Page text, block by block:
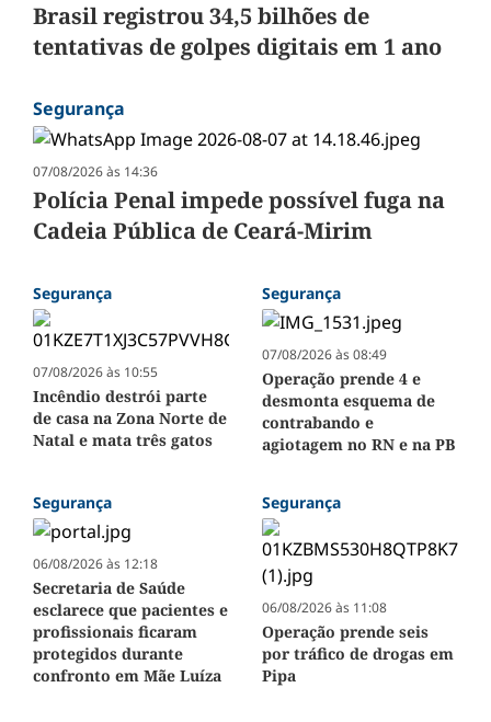
Brasil registrou 34,5 bilhões de
tentativas de golpes digitais em 1 ano
Segurança
07/08/2026 às 14:36
Polícia Penal impede possível fuga na
Cadeia Pública de Ceará-Mirim
Segurança
07/08/2026 às 10:55
Incêndio destrói parte
de casa na Zona Norte de
Natal e mata três gatos
Segurança
07/08/2026 às 08:49
Operação prende 4 e
desmonta esquema de
contrabando e
agiotagem no RN e na PB
Segurança
06/08/2026 às 12:18
Secretaria de Saúde
esclarece que pacientes e
profissionais ficaram
protegidos durante
confronto em Mãe Luíza
Segurança
06/08/2026 às 11:08
Operação prende seis
por tráfico de drogas em
Pipa